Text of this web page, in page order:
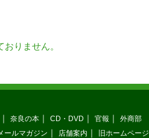
りません。
奈良の本 CD・DVD 官報
外商部
ールマガジン 店舗案内
旧ホームページ